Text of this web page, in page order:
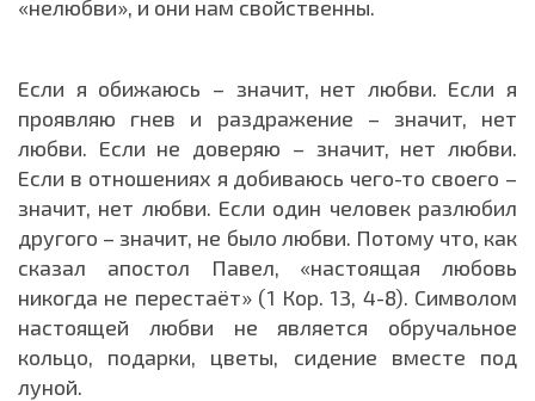
«нелюбви», и они нам свойственны.
Если я обижаюсь – значит, нет любви. Если я
проявляю гнев и раздражение – значит, нет
любви. Если не доверяю – значит, нет любви.
Если в отношениях я добиваюсь чего-то своего –
значит, нет любви. Если один человек разлюбил
другого – значит, не было любви. Потому что, как
сказал апостол Павел, «настоящая любовь
никогда не перестаёт» (1 Кор. 13, 4-8). Символом
настоящей любви не является обручальное
кольцо, подарки, цветы, сидение вместе под
луной.